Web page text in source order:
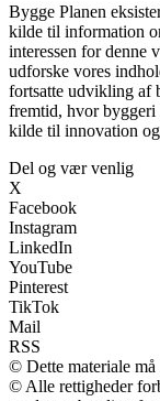
Bygge Planen
kilde til information
interessen for denne
udforske vores
fortsatte udvikling af
fremtid, hvor byggeri
kilde til innovation
Del og vær venlig
X
Facebook
Instagram
LinkedIn
YouTube
Pinterest
TikTok
Mail
RSS
© Dette materiale må
© Alle rettigheder